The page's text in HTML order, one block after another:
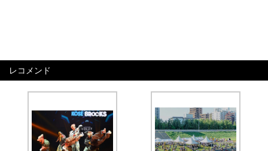
レコメンド